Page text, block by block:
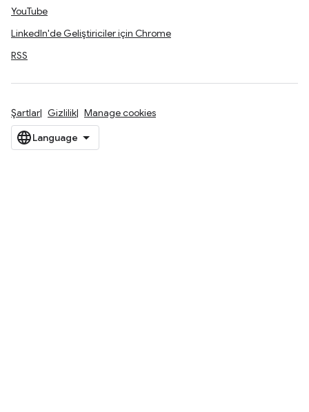
YouTube
LinkedIn'de Geliştiriciler için Chrome
RSS
Şartlar Gizlilik Manage cookies